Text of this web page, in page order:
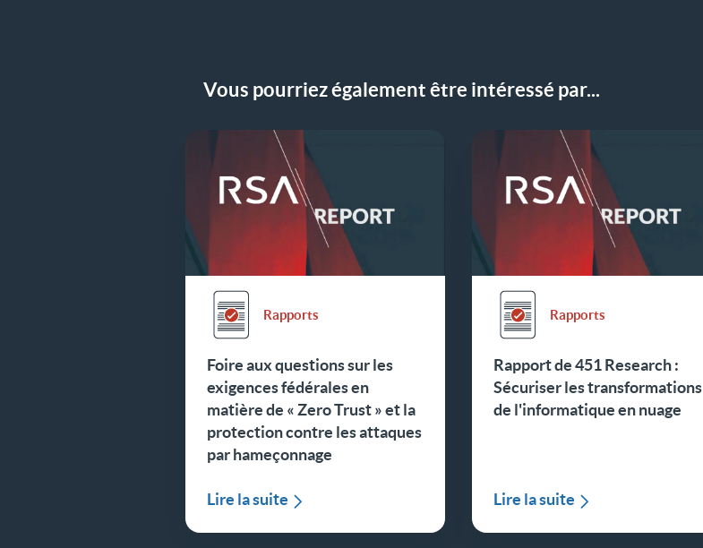
Vous pourriez également être intéressé par...
Rapports
Foire aux questions sur les
exigences fédérales en
matière de « Zero Trust » et la
protection contre les attaques
par hameçonnage
Lire la suite
Rapports
Rapport de 451 Research :
Sécuriser les transformations
de l'informatique en nuage
Lire la suite